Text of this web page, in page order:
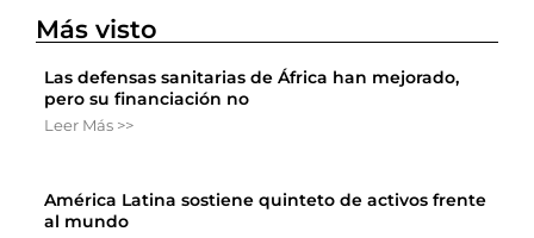
Más visto
Las defensas sanitarias de África han mejorado,
pero su financiación no
Leer Más >>
América Latina sostiene quinteto de activos frente
al mundo